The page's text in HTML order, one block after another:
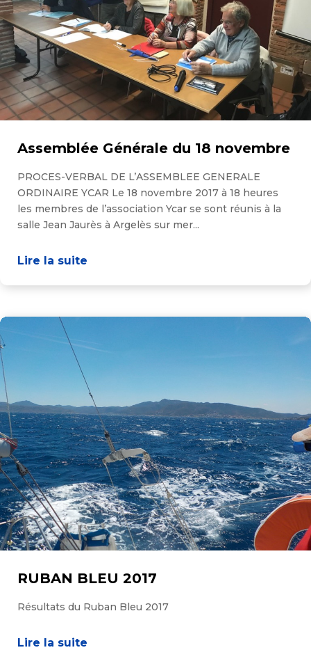
Assemblée Générale du 18 novembre
PROCES-VERBAL DE L’ASSEMBLEE GENERALE
ORDINAIRE YCAR Le 18 novembre 2017 à 18 heures
les membres de l’association Ycar se sont réunis à la
salle Jean Jaurès à Argelès sur mer...
Lire la suite
RUBAN BLEU 2017
Résultats du Ruban Bleu 2017
Lire la suite